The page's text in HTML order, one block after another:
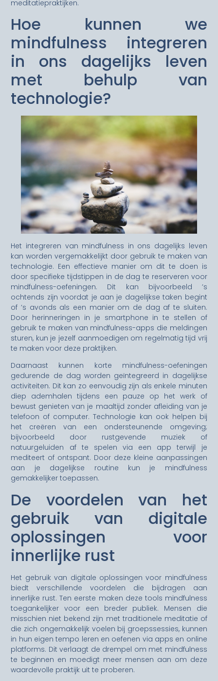
meditatiepraktijken.
Hoe kunnen we
mindfulness integreren
in ons dagelijks leven
met behulp van
technologie?
Het integreren van mindfulness in ons dagelijks leven
kan worden vergemakkelijkt door gebruik te maken van
technologie. Een effectieve manier om dit te doen is
door specifieke tijdstippen in de dag te reserveren voor
mindfulness-oefeningen. Dit kan bijvoorbeeld ’s
ochtends zijn voordat je aan je dagelijkse taken begint
of ’s avonds als een manier om de dag af te sluiten.
Door herinneringen in je smartphone in te stellen of
gebruik te maken van mindfulness-apps die meldingen
sturen, kun je jezelf aanmoedigen om regelmatig tijd vrij
te maken voor deze praktijken.
Daarnaast kunnen korte mindfulness-oefeningen
gedurende de dag worden geïntegreerd in dagelijkse
activiteiten. Dit kan zo eenvoudig zijn als enkele minuten
diep ademhalen tijdens een pauze op het werk of
bewust genieten van je maaltijd zonder afleiding van je
telefoon of computer. Technologie kan ook helpen bij
het creëren van een ondersteunende omgeving;
bijvoorbeeld door rustgevende muziek of
natuurgeluiden af te spelen via een app terwijl je
mediteert of ontspant. Door deze kleine aanpassingen
aan je dagelijkse routine kun je mindfulness
gemakkelijker toepassen.
De voordelen van het
gebruik van digitale
oplossingen voor
innerlijke rust
Het gebruik van digitale oplossingen voor mindfulness
biedt verschillende voordelen die bijdragen aan
innerlijke rust. Ten eerste maken deze tools mindfulness
toegankelijker voor een breder publiek. Mensen die
misschien niet bekend zijn met traditionele meditatie of
die zich ongemakkelijk voelen bij groepssessies, kunnen
in hun eigen tempo leren en oefenen via apps en online
platforms. Dit verlaagt de drempel om met mindfulness
te beginnen en moedigt meer mensen aan om deze
waardevolle praktijk uit te proberen.